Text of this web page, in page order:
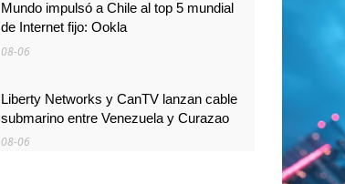
Mundo impulsó a Chile al top 5 mundial
de Internet fijo: Ookla
08-06
Liberty Networks y CanTV lanzan cable
submarino entre Venezuela y Curazao
08-06